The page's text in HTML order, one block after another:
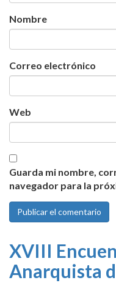
Nombre
Correo electrónico
Web
Guarda mi nombre,
navegador para la
XVIII
Anarquista